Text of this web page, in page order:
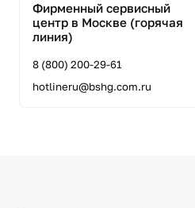
Фирменный сервисный
центр в Москве (горячая
линия)
8 (800) 200-29-61
hotlineru@bshg.com.ru